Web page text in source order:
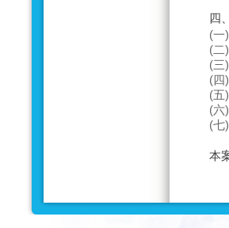
四
(一
(二
(三
(四
(五
(六
(七
本